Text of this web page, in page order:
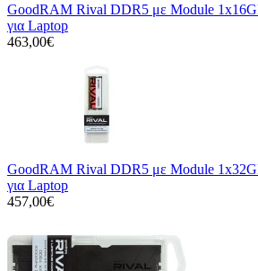
GoodRAM Rival DDR5 με Module
για Laptop
463,00€
GoodRAM Rival DDR5 με Module
για Laptop
457,00€